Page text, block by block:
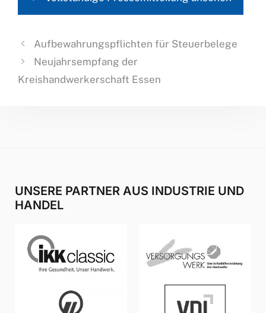
Aufbewahrungspflichten für Steuerbelege
Neujahrsempfang der
Kreishandwerkerschaft Essen
UNSERE PARTNER AUS INDUSTRIE UND
HANDEL